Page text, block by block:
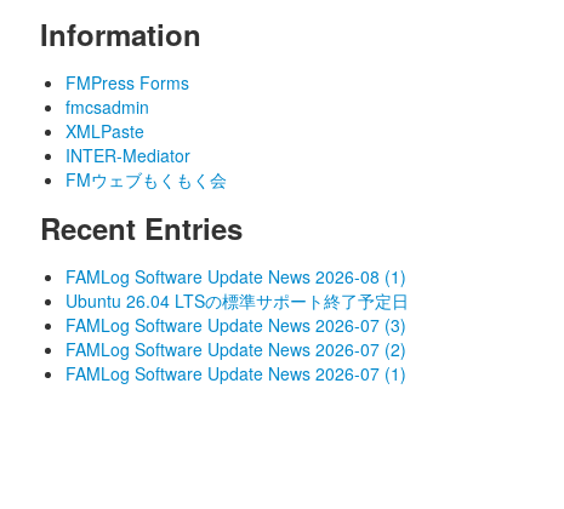
Information
FMPress Forms
fmcsadmin
XMLPaste
INTER-Mediator
FMウェブもくもく会
Recent Entries
FAMLog Software Update News 2026-08 (1)
Ubuntu 26.04 LTSの標準サポート終了予定日
FAMLog Software Update News 2026-07 (3)
FAMLog Software Update News 2026-07 (2)
FAMLog Software Update News 2026-07 (1)